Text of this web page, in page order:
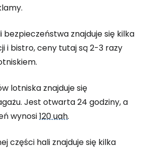
bezpieczeństwa znajduje się kilka
i bistro, ceny tutaj są 2-3 razy
lotniska znajduje się
Jest otwarta 24 godziny, a
wynosi120 uah.
części hali znajduje się kilka